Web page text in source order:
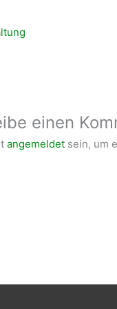
einen
angemeldet sein, um